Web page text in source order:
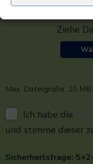
Ziehe
Max. Dateigröße: 20 MB.
Ich habe die
und stimme dieser
Sicherheitsfrage: